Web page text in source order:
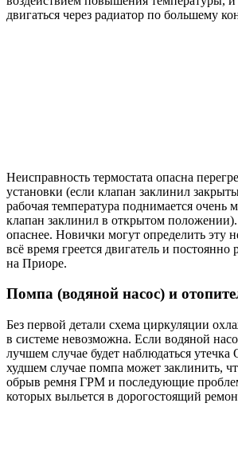
двигаться через радиатор по большему
Неисправность термостата опасна
установки (если клапан заклинил
рабочая температура поднимается очень
клапан заклинил в открытом положении).
опаснее. Новички могут определить эту
всё время греется двигатель и постоянно
на Приоре.
Помпа (водяной насос) и
Без первой детали схема циркуляции
в системе невозможна. Если водяной
лучшем случае будет наблюдаться
худшем случае помпа может заклинить,
обрыв ремня ГРМ и последующие
которых выльется в дорогостоящий